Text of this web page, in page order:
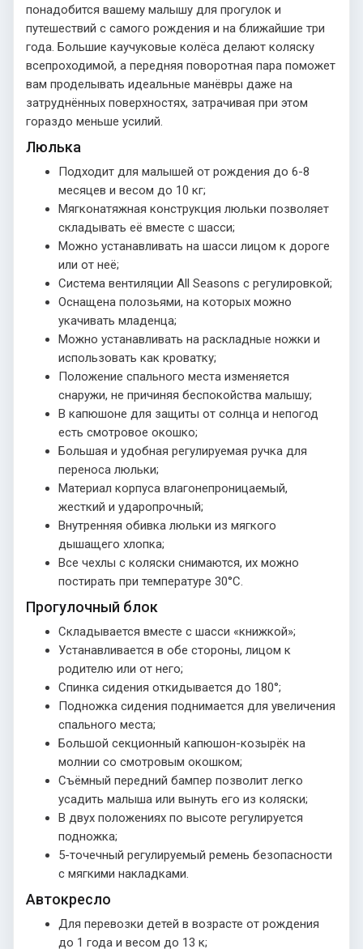
понадобится вашему малышу для прогулок и
путешествий с самого рождения и на ближайшие три
года. Большие каучуковые колёса делают коляску
всепроходимой, а передняя поворотная пара поможет
вам проделывать идеальные манёвры даже на
затруднённых поверхностях, затрачивая при этом
гораздо меньше усилий.
Люлька
Подходит для малышей от рождения до 6-8
месяцев и весом до 10 кг;
Мягконатяжная конструкция люльки позволяет
складывать её вместе с шасси;
Можно устанавливать на шасси лицом к дороге
или от неё;
Система вентиляции All Seasons с регулировкой;
Оснащена полозьями, на которых можно
укачивать младенца;
Можно устанавливать на раскладные ножки и
использовать как кроватку;
Положение спального места изменяется
снаружи, не причиняя беспокойства малышу;
В капюшоне для защиты от солнца и непогод
есть смотровое окошко;
Большая и удобная регулируемая ручка для
переноса люльки;
Материал корпуса влагонепроницаемый,
жесткий и ударопрочный;
Внутренняя обивка люльки из мягкого
дышащего хлопка;
Все чехлы с коляски снимаются, их можно
постирать при температуре 30°С.
Прогулочный блок
Складывается вместе с шасси «книжкой»;
Устанавливается в обе стороны, лицом к
родителю или от него;
Спинка сидения откидывается до 180°;
Подножка сидения поднимается для увеличения
спального места;
Большой секционный капюшон-козырёк на
молнии со смотровым окошком;
Съёмный передний бампер позволит легко
усадить малыша или вынуть его из коляски;
В двух положениях по высоте регулируется
подножка;
5-точечный регулируемый ремень безопасности
с мягкими накладками.
Автокресло
Для перевозки детей в возрасте от рождения
до 1 года и весом до 13 к;